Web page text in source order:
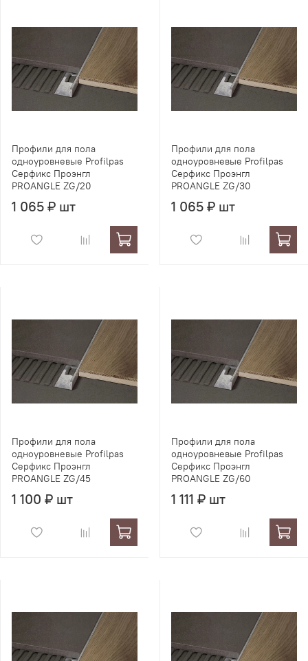
Профили для пола
одноуровневые Profilpas
Серфикс Проэнгл
PROANGLE ZG/20
1 065 ₽ шт
Профили для пола
одноуровневые Profilpas
Серфикс Проэнгл
PROANGLE ZG/30
1 065 ₽ шт
Профили для пола
одноуровневые Profilpas
Серфикс Проэнгл
PROANGLE ZG/45
1 100 ₽ шт
Профили для пола
одноуровневые Profilpas
Серфикс Проэнгл
PROANGLE ZG/60
1 111 ₽ шт